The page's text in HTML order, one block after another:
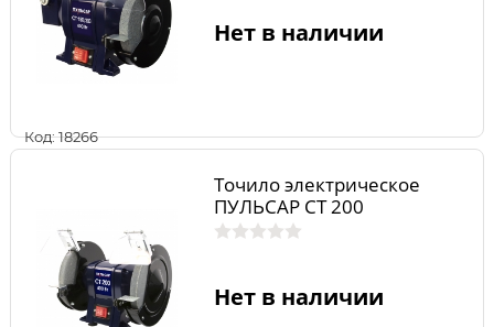
Код: 18266
Нет в наличии
Точило электрическое
ПУЛЬСАР СТ 200
Нет в наличии